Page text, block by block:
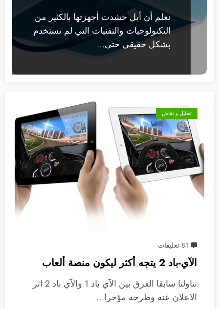
نعلم أن أبل حشدت أجهزتها بالكثير من
التكنولوجيات والتقنيات التي لم تستخدم
بشكل حقيقي حتى…
تحليل و نقاش
81 تعليقات
الآي-باد 2 يتجه أكثر ليكون منصة ألعاب
تناولنا سابقا الفرق بين الآي باد 1 والآي باد 2 اثر
الاعلان عنه وطرحه مؤخرا…